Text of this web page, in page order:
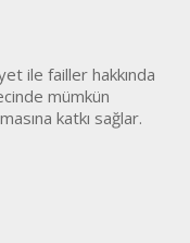
ile failler hakkında
mümkün
katkı sağlar.